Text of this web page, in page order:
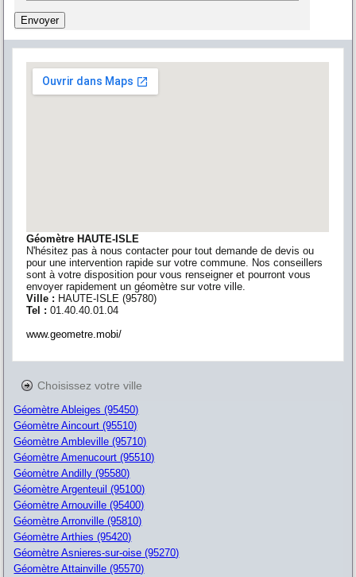
Géomètre HAUTE-ISLE
N'hésitez pas à nous contacter pour tout demande de devis ou
pour une intervention rapide sur votre commune. Nos conseillers
sont à votre disposition pour vous renseigner et pourront vous
envoyer rapidement un géomètre sur votre ville.
Ville : HAUTE-ISLE (95780)
Tel :01.40.40.01.04
www.geometre.mobi/
Choisissez votre ville
Géomètre Ableiges (95450)
Géomètre Aincourt (95510)
Géomètre Ambleville (95710)
Géomètre Amenucourt (95510)
Géomètre Andilly (95580)
Géomètre Argenteuil (95100)
Géomètre Arnouville (95400)
Géomètre Arronville (95810)
Géomètre Arthies (95420)
Géomètre Asnieres-sur-oise (95270)
Géomètre Attainville (95570)